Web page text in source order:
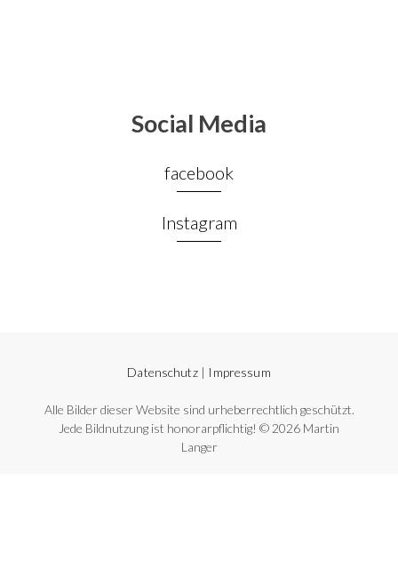
Social Media
facebook
Instagram
Datenschutz| Impressum
Alle Bilder dieser Website sind urheberrechtlich geschützt.
Jede Bildnutzung ist honorarpflichtig! © 2026 Martin
Langer